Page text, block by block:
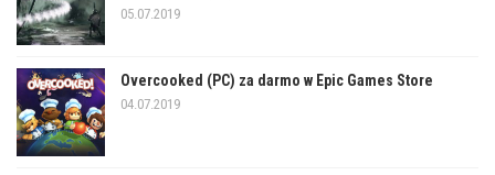
05.07.2019
Overcooked (PC) za darmo w Epic Games Store
04.07.2019